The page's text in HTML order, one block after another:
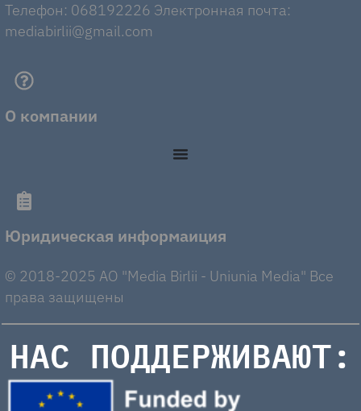
Телефон: 068192226 Электронная почта:
mediabirlii@gmail.com
О компании
Юридическая информаиция
© 2018-2025 AO "Media Birlii - Uniunia Media" Все
права защищены
НАС ПОДДЕРЖИВАЮТ: